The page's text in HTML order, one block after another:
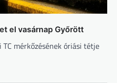
el vasárnap Győrött
TC mérkőzésének óriási tétje